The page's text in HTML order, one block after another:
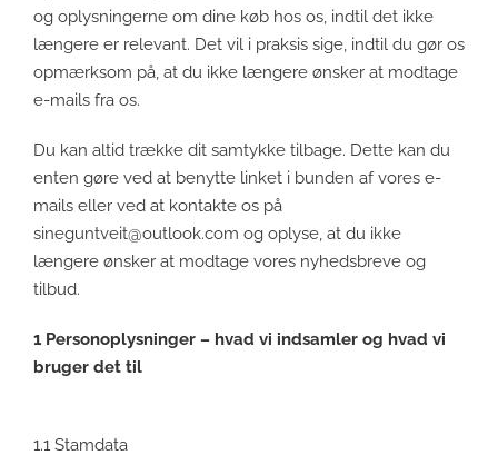
og oplysningerne om dine køb hos os, indtil det ikke
længere er relevant. Det vil i praksis sige, indtil du gør os
opmærksom på, at du ikke længere ønsker at modtage
e-mails fra os.
Du kan altid trække dit samtykke tilbage. Dette kan du
enten gøre ved at benytte linket i bunden af vores e-
mails eller ved at kontakte os på
sineguntveit@outlook.com og oplyse, at du ikke
længere ønsker at modtage vores nyhedsbreve og
tilbud.
1 Personoplysninger – hvad vi indsamler og hvad vi
bruger det til
1.1 Stamdata